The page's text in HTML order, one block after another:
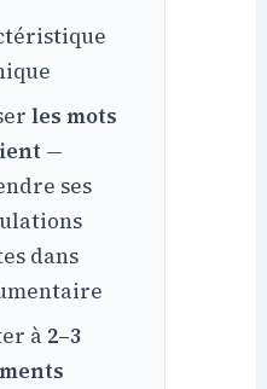
les mots
—
ses
dans
à 2–3